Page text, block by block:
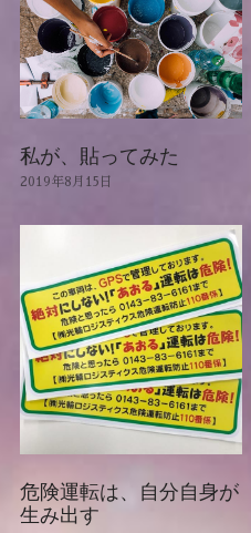
私が、貼ってみた
2019年8月15日
危険運転は、自分自身が
生み出す